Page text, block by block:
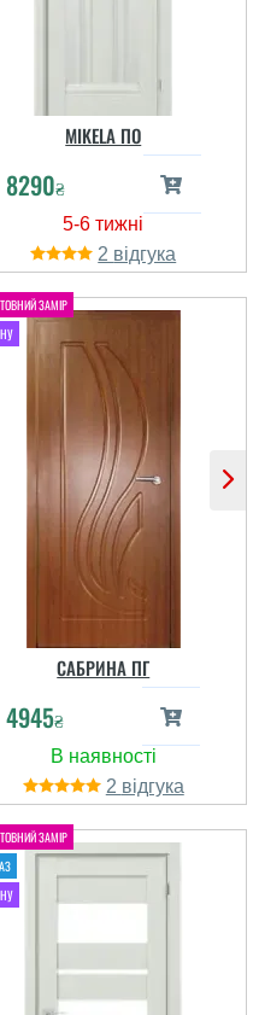
MIKELA ПО
8290₴
2
САБРИНА ПГ
4945₴
2